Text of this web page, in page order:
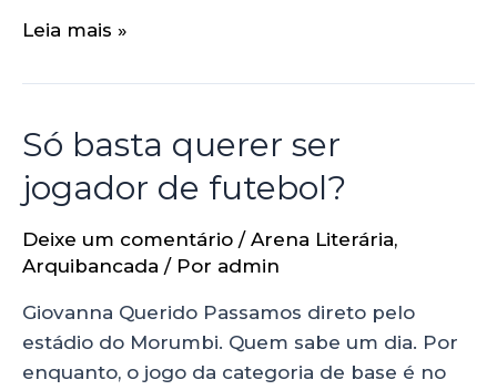
Leia mais »
Só basta querer ser
jogador de futebol?
Deixe um comentário / Arena Literária,
Arquibancada / Por admin
Giovanna Querido Passamos direto pelo
estádio do Morumbi. Quem sabe um dia. Por
enquanto, o jogo da categoria de base é no